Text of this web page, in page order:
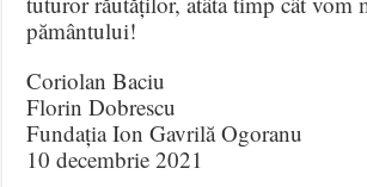
pământului!
Coriolan Baciu
Florin Dobrescu
Fundația Ion Gavrilă Ogoranu
10 decembrie 2021